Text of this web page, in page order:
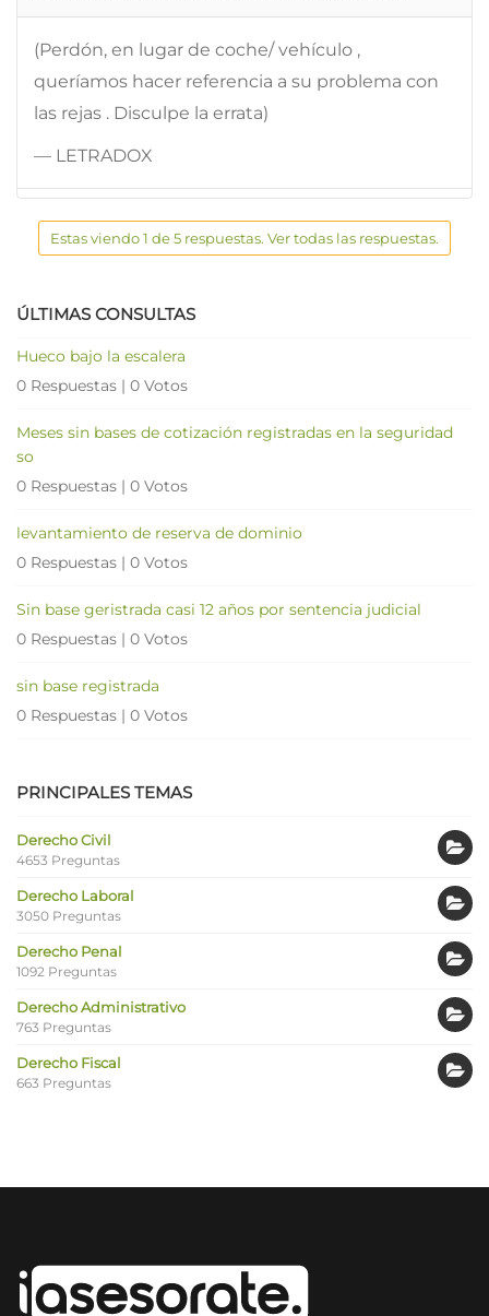
(Perdón, en lugar de coche/ vehículo ,
queríamos hacer referencia a su problema con
las rejas . Disculpe la errata)
— LETRADOX
Estas viendo 1 de 5 respuestas. Ver todas las respuestas.
ÚLTIMAS CONSULTAS
Hueco bajo la escalera
0 Respuestas | 0 Votos
Meses sin bases de cotización registradas en la seguridad
so
0 Respuestas | 0 Votos
levantamiento de reserva de dominio
0 Respuestas | 0 Votos
Sin base geristrada casi 12 años por sentencia judicial
0 Respuestas | 0 Votos
sin base registrada
0 Respuestas | 0 Votos
PRINCIPALES TEMAS
Derecho Civil
4653 Preguntas
Derecho Laboral
3050 Preguntas
Derecho Penal
1092 Preguntas
Derecho Administrativo
763 Preguntas
Derecho Fiscal
663 Preguntas